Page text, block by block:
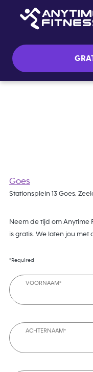
Goes
Stationsplein 13 Goes,
Neem de tijd om Anytime
is gratis. We laten jou
*Required
VOORNAAM*
ACHTERNAAM*